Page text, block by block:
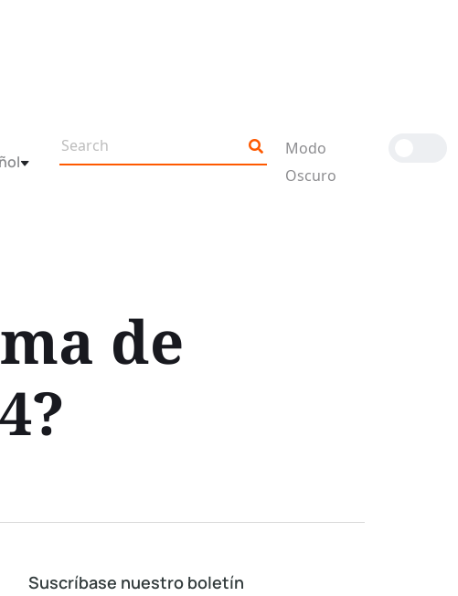
Modo
Oscuro
de
Suscríbase nuestro boletín